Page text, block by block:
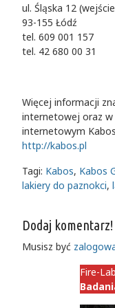
ul. Śląska 12
93-155 Łódź
tel. 609 001 157
tel. 42 680 00 31
Więcej informacji
internetowej oraz w
internetowym
http://kabos.pl
Tagi: Kabos, Kabos
lakiery do paznokci,
Dodaj komentarz!
Musisz być
Fire-